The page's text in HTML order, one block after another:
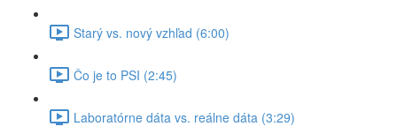
Starý vs. nový vzhľad (6:00)
Čo je to PSI (2:45)
Laboratórne dáta vs. reálne dáta (3:29)